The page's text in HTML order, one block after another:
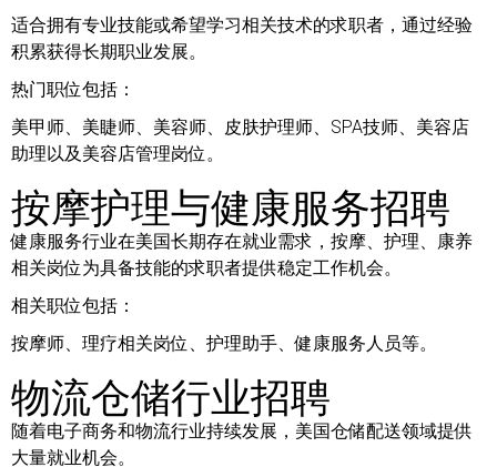
适合拥有专业技能或希望学习相关技术的求职者，通过经验
积累获得长期职业发展。
热门职位包括：
美甲师、美睫师、美容师、皮肤护理师、SPA技师、美容店
助理以及美容店管理岗位。
按摩护理与健康服务招聘
健康服务行业在美国长期存在就业需求，按摩、护理、康养
相关岗位为具备技能的求职者提供稳定工作机会。
相关职位包括：
按摩师、理疗相关岗位、护理助手、健康服务人员等。
物流仓储行业招聘
随着电子商务和物流行业持续发展，美国仓储配送领域提供
大量就业机会。